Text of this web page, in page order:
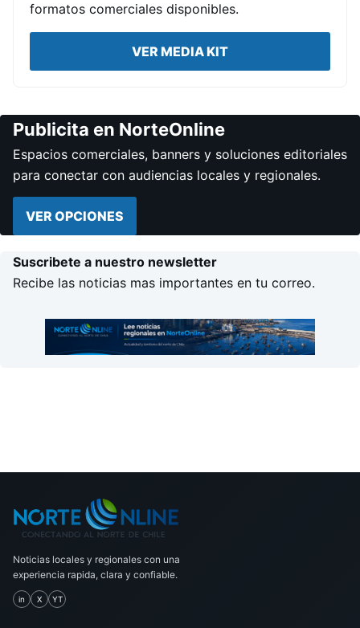
formatos comerciales disponibles.
VER MEDIA KIT
Publicita en NorteOnline
Espacios comerciales, banners y soluciones editoriales
para conectar con audiencias locales y regionales.
VER OPCIONES
Suscribete a nuestro newsletter
Recibe las noticias mas importantes en tu correo.
Noticias locales y regionales con una
experiencia rapida, clara y confiable.
in X YT